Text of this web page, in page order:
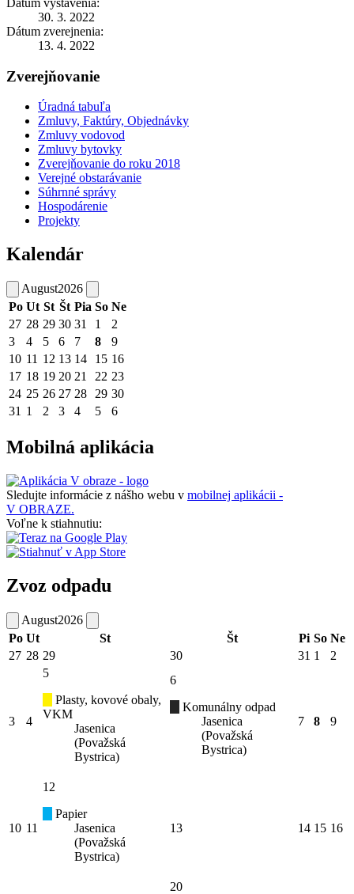
30. 3. 2022
Dátum zverejnenia:
13. 4. 2022
Zverejňovanie
Úradná tabuľa
Zmluvy, Faktúry, Objednávky
Zmluvy vodovod
Zmluvy bytovky
Zverejňovanie do roku 2018
Verejné obstarávanie
Súhrnné správy
Hospodárenie
Projekty
Kalendár
August2026
Po Ut St Št Pia So Ne
27 28 29 30 31 1
2
3
4 5 6 7 8
9
10 11 12 13 14 15 16
17 18 19 20 21 22 23
24 25 26 27 28 29 30
31 1 2 3 4 5 6
Mobilná aplikácia
Sledujte informácie z nášho webu v mobilnej aplikácii -
V OBRAZE.
Voľne k stiahnutiu:
Zvoz odpadu
August2026
Po Ut St Št Pi So Ne
27 28 29 30 31 1 2
3 4
5
Plasty, kovové obaly,
VKM
Jasenica
(Považská
Bystrica)
6
Komunálny odpad
Jasenica
(Považská
Bystrica)
7 8 9
10 11
12
Papier
Jasenica
(Považská
Bystrica)
13 14 15 16
20